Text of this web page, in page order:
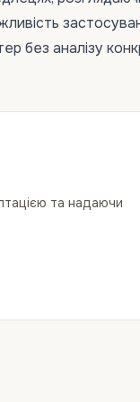
без аналізу
та надаючи